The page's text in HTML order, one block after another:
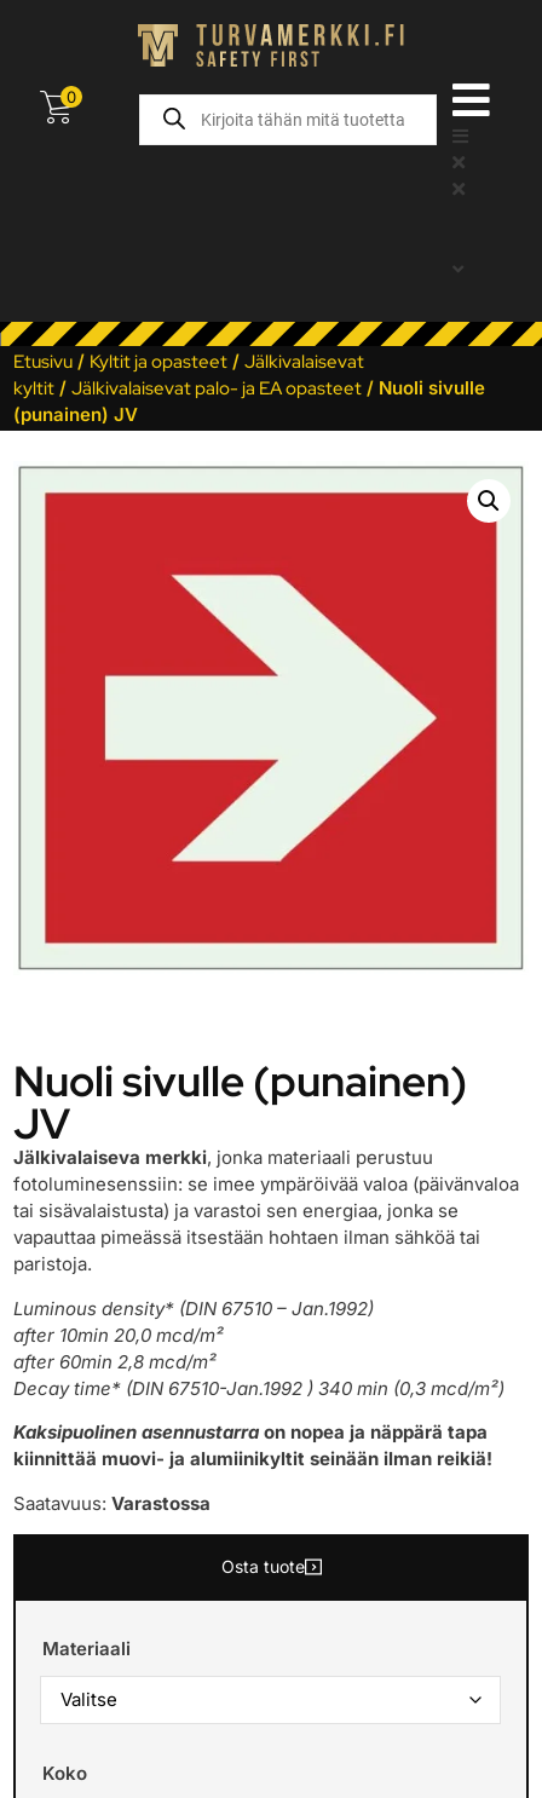
0
Etusivu / Kyltit ja opasteet /Jälkivalaisevat
kyltit /Jälkivalaisevat palo- ja EA opasteet / Nuoli sivulle
(punainen) JV
Nuoli sivulle (punainen)
JV
Jälkivalaiseva merkki, jonka materiaali perustuu
fotoluminesenssiin: se imee ympäröivää valoa (päivänvaloa
tai sisävalaistusta) ja varastoi sen energiaa, jonka se
vapauttaa pimeässä itsestään hohtaen ilman sähköä tai
paristoja.
Luminous density* (DIN 67510 – Jan.1992)
after 10min 20,0 mcd/m²
after 60min 2,8 mcd/m²
Decay time* (DIN 67510-Jan.1992 ) 340 min (0,3 mcd/m²)
Kaksipuolinen asennustarraon nopea ja näppärä tapa
kiinnittää muovi- ja alumiinikyltit seinään ilman reikiä!
Saatavuus:Varastossa
Osta tuote
Materiaali
Koko